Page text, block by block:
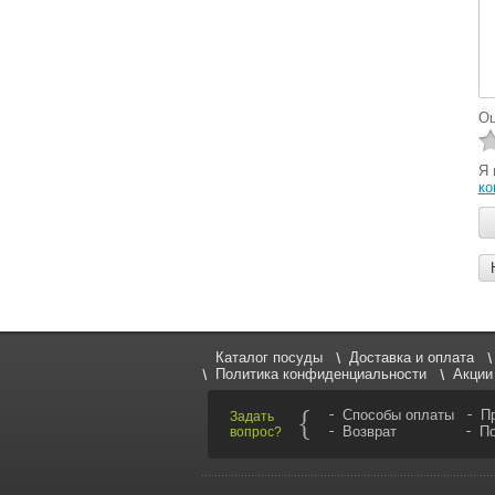
Я
Каталог посуды Доставка и оплата
Политика конфиденциальности
Акции
Задать
вопрос?
Способы оплаты
Возврат